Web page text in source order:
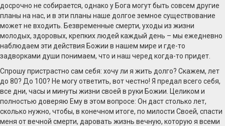
досрочно не собирается, однако у Бога могут быть совсем другие
планы на нас, и в эти планы наше долгое земное существование
может не входить. Безвременные смерти, уходы из жизни
молодых, здоровых, крепких людей каждый день – мы ежедневно
наблюдаем эти действия Божии в нашем мире и где-то
задворками души понимаем, что и наш черед когда-то придет.
Спрошу пристрастно сам себя: хочу ли я жить долго? Скажем, лет
до 80? До 100? Не могу ответить, вот честно! Я предал всего себя,
все дни, часы и минуты жизни своей в руки Божии. Целиком и
полностью доверяю Ему в этом вопросе: Он даст столько лет,
сколько нужно, чтобы, в конечном итоге, по милости Своей, спасти
меня от вечной смерти, даровать жизнь вечную, которую я всеми